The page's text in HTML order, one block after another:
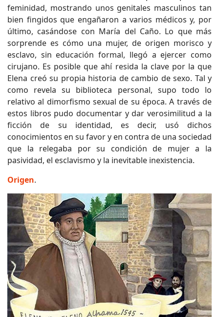
feminidad, mostrando unos genitales masculinos tan
bien fingidos que engañaron a varios médicos y, por
último, casándose con María del Caño. Lo que más
sorprende es cómo una mujer, de origen morisco y
esclavo, sin educación formal, llegó a ejercer como
cirujano. Es posible que ahí resida la clave por la que
Elena creó su propia historia de cambio de sexo. Tal y
como revela su biblioteca personal, supo todo lo
relativo al dimorfismo sexual de su época. A través de
estos libros pudo documentar y dar verosimilitud a la
ficción de su identidad, es decir, usó dichos
conocimientos en su favor y en contra de una sociedad
que la relegaba por su condición de mujer a la
pasividad, el esclavismo y la inevitable inexistencia.
Origen.